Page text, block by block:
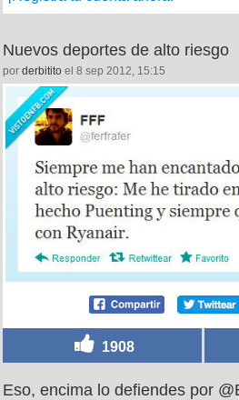
Nuevos deportes de alto riesgo
por derbitito el 8 sep 2012, 15:15
1908
Eso, encima lo defiendes por